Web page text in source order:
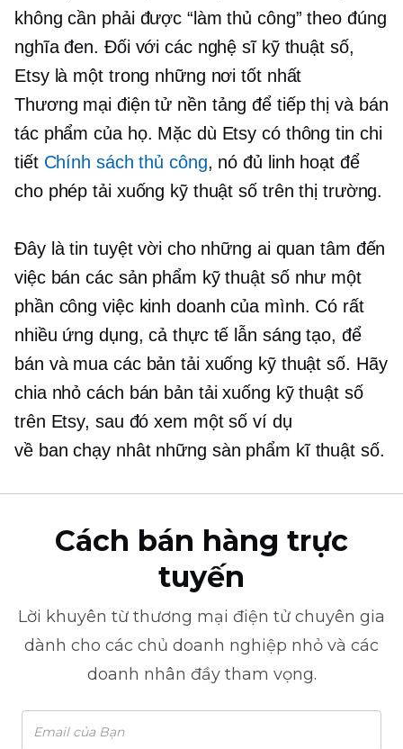
không cần phải được “làm thủ công” theo đúng
nghĩa đen. Đối với các nghệ sĩ kỹ thuật số,
Etsy là một trong những nơi tốt nhất
Thương mại điện tử nền tảng để tiếp thị và bán
tác phẩm của họ. Mặc dù Etsy có thông tin chi
tiết Chính sách thủ công, nó đủ linh hoạt để
cho phép tải xuống kỹ thuật số trên thị trường.
Đây là tin tuyệt vời cho những ai quan tâm đến
việc bán các sản phẩm kỹ thuật số như một
phần công việc kinh doanh của mình. Có rất
nhiều ứng dụng, cả thực tế lẫn sáng tạo, để
bán và mua các bản tải xuống kỹ thuật số. Hãy
chia nhỏ cách bán bản tải xuống kỹ thuật số
trên Etsy, sau đó xem một số ví dụ
về ban chạy nhâtnhững sàn phẩm kĩ thuật số.
Cách bán hàng trực
tuyến
Lời khuyên từ thương mại điện tử chuyên gia
dành cho các chủ doanh nghiệp nhỏ và các
doanh nhân đầy tham vọng.